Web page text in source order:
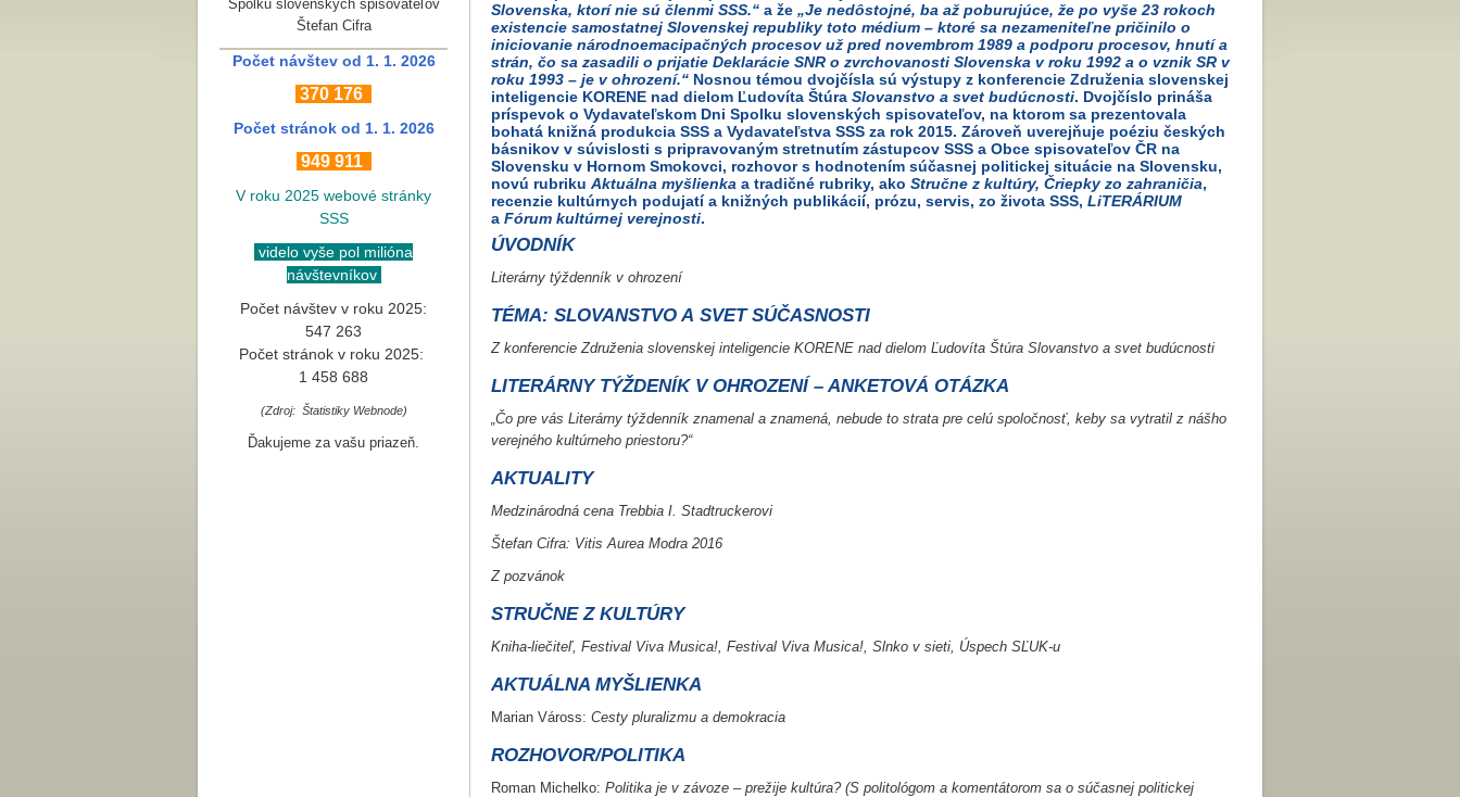
Slovenska, ktorí nie sú členmi SSS.“ a že „Je nedôstojné, ba až poburujúce, že po vyše 23 rokoch
existencie samostatnej Slovenskej republiky toto médium – ktoré sa nezameniteľne pričinilo o
iniciovanie národnoemacipačných procesov už pred novembrom 1989 a podporu procesov, hnutí a
strán, čo sa zasadili o prijatie Deklarácie SNR o zvrchovanosti Slovenska v roku 1992 a o vznik SR v
roku 1993 – je v ohrození.“ Nosnou témou dvojčísla sú výstupy z konferencie Združenia slovenskej
inteligencie KORENE nad dielom Ľudovíta Štúra Slovanstvo a svet budúcnosti. Dvojčíslo prináša
príspevok o Vydavateľskom Dni Spolku slovenských spisovateľov, na ktorom sa prezentovala
bohatá knižná produkcia SSS a Vydavateľstva SSS za rok 2015. Zároveň uverejňuje poéziu českých
básnikov v súvislosti s pripravovaným stretnutím zástupcov SSS a Obce spisovateľov ČR na
Slovensku v Hornom Smokovci, rozhovor s hodnotením súčasnej politickej situácie na Slovensku,
novú rubriku Aktuálna myšlienka a tradičné rubriky, ako Stručne z kultúry, Čriepky zo zahraničia,
recenzie kultúrnych podujatí a knižných publikácií, prózu, servis, zo života SSS, LiTERÁRIUM
a Fórum kultúrnej verejnosti.
ÚVODNÍK
Literárny týždenník v ohrození
TÉMA: SLOVANSTVO A SVET SÚČASNOSTI
Z konferencie Združenia slovenskej inteligencie KORENE nad dielom Ľudovíta Štúra Slovanstvo a svet budúcnosti
LITERÁRNY TÝŽDENÍK V OHROZENÍ – ANKETOVÁ OTÁZKA
„Čo pre vás Literárny týždenník znamenal a znamená, nebude to strata pre celú spoločnosť, keby sa vytratil z nášho
verejného kultúrneho priestoru?“
AKTUALITY
Medzinárodná cena Trebbia I. Stadtruckerovi
Štefan Cifra: Vitis Aurea Modra 2016
Z pozvánok
STRUČNE Z KULTÚRY
Kniha-liečiteľ, Festival Viva Musica!, Festival Viva Musica!, Slnko v sieti, Úspech SĽUK-u
AKTUÁLNA MYŠLIENKA
Marian Váross: Cesty pluralizmu a demokracia
ROZHOVOR/POLITIKA
Roman Michelko: Politika je v závoze – prežije kultúra? (S politológom a komentátorom sa o súčasnej politickej
Spolku slovenských spisovateľov
Štefan Cifra
Počet návštev od 1. 1. 2026
370 176
Počet stránok od 1. 1. 2026
949 911
V roku 2025 webové stránky
SSS
videlo vyše pol milióna
návštevníkov
Počet návštev v roku 2025:
547 263
Počet stránok v roku 2025:
1 458 688
(Zdroj: Štatistiky Webnode)
Ďakujeme za vašu priazeň.